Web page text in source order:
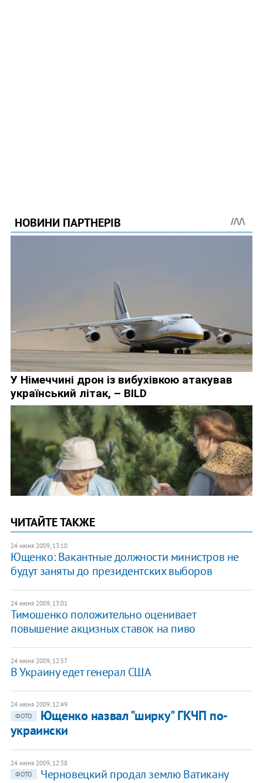
ЧИТАЙТЕ ТАКЖЕ
24 июня 2009, 13:10
Ющенко: Вакантные должности министров не
будут заняты до президентских выборов
24 июня 2009, 13:01
Тимошенко положительно оценивает
повышение акцизных ставок на пиво
24 июня 2009, 12:57
В Украину едет генерал США
24 июня 2009, 12:49
ФОТО
Ющенко назвал "ширку" ГКЧП по-
украински
24 июня 2009, 12:38
ФОТО
Черновецкий продал землю Ватикану